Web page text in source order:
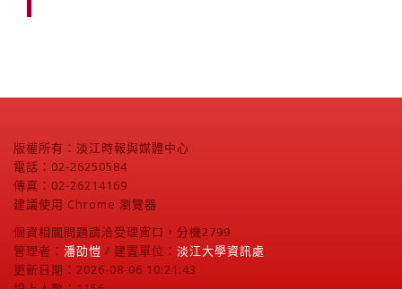
版權所有：淡江時報與媒體中心
電話：02-26250584
傳真：02-26214169
建議使用 Chrome 瀏覽器
個資相關問題請洽受理窗口，分機2799
管理者： 潘劭愷 / 建置單位： 淡江大學資訊處
更新日期：2026-08-06 10:21:43